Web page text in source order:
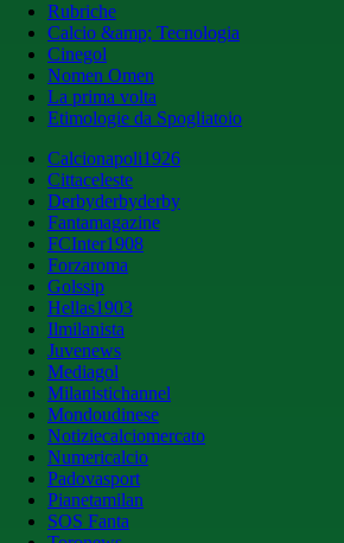
Rubriche
Calcio &amp; Tecnologia
Cinegol
Nomen Omen
La prima volta
Etimologie da Spogliatoio
Calcionapoli1926
Cittaceleste
Derbyderbyderby
Fantamagazine
FCInter1908
Forzaroma
Golssip
Hellas1903
Ilmilanista
Juvenews
Mediagol
Milanistichannel
Mondoudinese
Notiziecalciomercato
Numericalcio
Padovasport
Pianetamilan
SOS Fanta